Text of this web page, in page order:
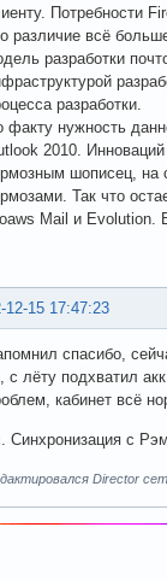
Потребности
различие всё
разработки
разработки.
факту нужность
2010.
шописец, на
Так что
Mail и Evolution.
12-15 17:47:23
спасибо,
с лёту подхватил
кабинет всё
Синхронизация с
Director